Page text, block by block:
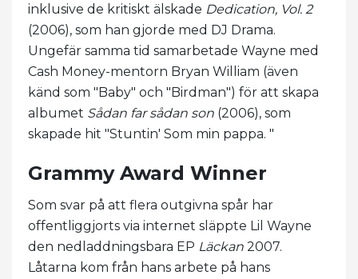
inklusive de kritiskt älskade Dedication, Vol. 2
(2006), som han gjorde med DJ Drama.
Ungefär samma tid samarbetade Wayne med
Cash Money-mentorn Bryan William (även
känd som "Baby" och "Birdman") för att skapa
albumet Sådan far sådan son (2006), som
skapade hit "Stuntin' Som min pappa. "
Grammy Award Winner
Som svar på att flera outgivna spår har
offentliggjorts via internet släppte Lil Wayne
den nedladdningsbara EP Läckan 2007.
Låtarna kom från hans arbete på hans